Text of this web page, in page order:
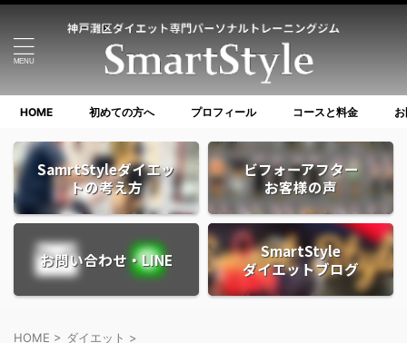
HOME 初めての方へ プロフィール コースと料金
SamrtStyleダイエッ
トの考え方
ビフォーアフター
お客様の声
お問い合わせ・LINE
SmartStyle
ダイエットブログ
HOME > ダイエット >